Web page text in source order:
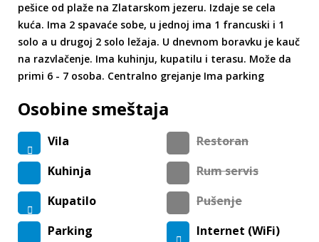
pešice od plaže na Zlatarskom jezeru. Izdaje se cela
kuća. Ima 2 spavaće sobe, u jednoj ima 1 francuski i 1
solo a u drugoj 2 solo ležaja. U dnevnom boravku je kauč
na razvlačenje. Ima kuhinju, kupatilu i terasu. Može da
primi 6 - 7 osoba. Centralno grejanje Ima parking
Osobine smeštaja
Vila
Restoran
Kuhinja
Rum servis
Kupatilo
Pušenje
Parking
Internet (WiFi)